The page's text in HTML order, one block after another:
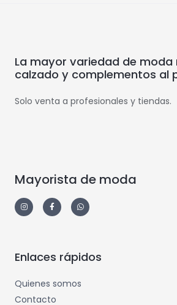
La mayor variedad de moda
calzado y complementos al
Solo venta a profesionales y tiendas.
Mayorista de moda
Enlaces rápidos
Quienes somos
Contacto